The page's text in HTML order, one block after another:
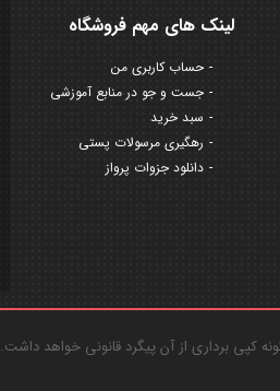
لینک های مهم فروشگاه
حساب کاربری من
جست و جو در منابع آموزشی
سبد خرید
رهگیری مرسولات پستی
دانلود جزوات پرواز
کپی برداری از آن پیگرد قانونی خواهد داشت.